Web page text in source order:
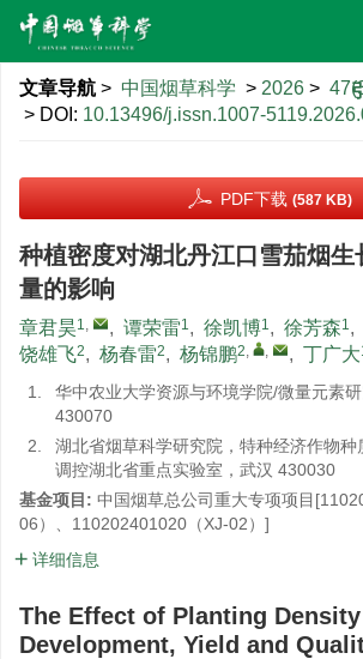
文章导航 > 中国烟草科学 > 2026 >
> DOI: 10.13496/j.issn.1007-
PDF下载 (587 KB)
种植密度对湖北丹江口雪茄烟生
量的影响
章君昊1, , 谭荣雷1, 徐凯博1, 徐芳森1,
饶雄飞2, 杨春雷2, 杨锦鹏2, , , 丁广大
1.
华中农业大学资源与环境学院/微量元素
430070
2.
湖北省烟草科学研究院，特种经济作物种
调控湖北省重点实验室，武汉 430030
基金项目: 中国烟草总公司重大专项项目
06）、110202401020（XJ-02）]
详细信息
The Effect of Planting
Development, Yield and